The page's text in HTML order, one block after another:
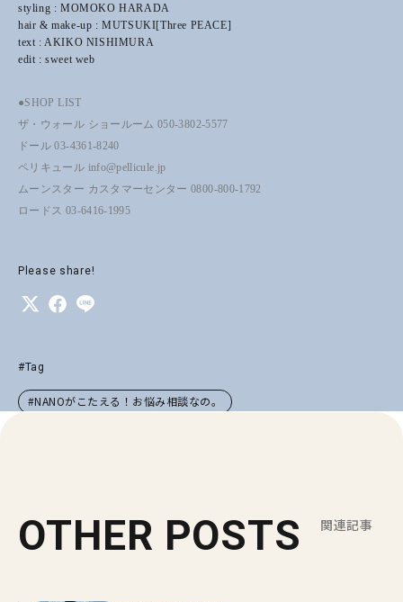
styling : MOMOKO HARADA
hair & make-up : MUTSUKI[Three PEACE]
text : AKIKO NISHIMURA
edit : sweet web
●SHOP LIST
ザ・ウォール ショールーム 050-3802-5577
ドール 03-4361-8240
ペリキュール info@pellicule.jp
ムーンスター カスタマーセンター 0800-800-1792
ロードス 03-6416-1995
Please share!
#Tag
#NANOがこたえる！お悩み相談なの。
OTHER POSTS 関連記事